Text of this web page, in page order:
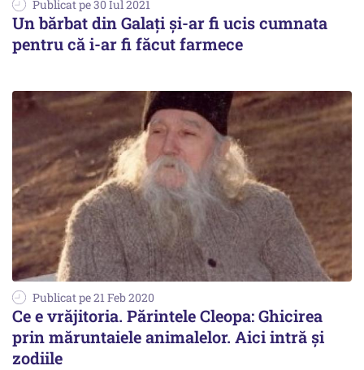
Publicat pe 30 Iul 2021
Un bărbat din Galați și-ar fi ucis cumnata
pentru că i-ar fi făcut farmece
Publicat pe 21 Feb 2020
Ce e vrăjitoria. Părintele Cleopa: Ghicirea
prin măruntaiele animalelor. Aici intră și
zodiile